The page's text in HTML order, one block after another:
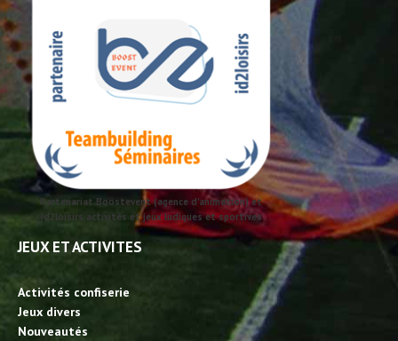
Partenariat Boostevent (agence d'animation) et
id2loisirs activités et jeux ludiques et sportives
JEUX ET ACTIVITES
Activités confiserie
Jeux divers
Nouveautés